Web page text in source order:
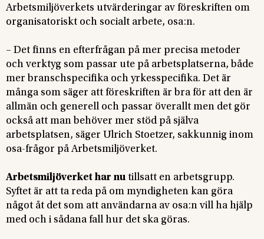
Arbetsmiljöverkets utvärderingar av föreskriften om
organisatoriskt och socialt arbete, osa:n.
– Det finns en efterfrågan på mer precisa metoder
och verktyg som passar ute på arbetsplatserna, både
mer branschspecifika och yrkesspecifika. Det är
många som säger att föreskriften är bra för att den är
allmän och generell och passar överallt men det gör
också att man behöver mer stöd på själva
arbetsplatsen, säger Ulrich Stoetzer, sakkunnig inom
osa-frågor på Arbetsmiljöverket.
Arbetsmiljöverket har nu tillsatt en arbetsgrupp.
Syftet är att ta reda på om myndigheten kan göra
något åt det som att användarna av osa:n vill ha hjälp
med och i sådana fall hur det ska göras.